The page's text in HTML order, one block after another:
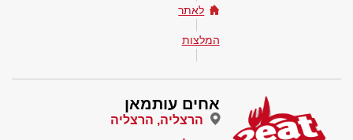
לאתר
המלצות
אחים עותמאן
הרצליה, הרצליה